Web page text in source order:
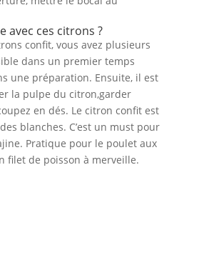
avec ces citrons ?
confit, vous avez plusieurs
dans un premier temps
une préparation. Ensuite, il est
la pulpe du citron,garder
en dés. Le citron confit est
blanches. C’est un must pour
Pratique pour le poulet aux
filet de poisson à merveille.